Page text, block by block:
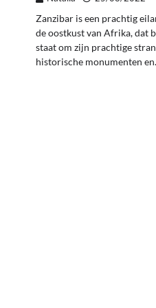
Zanzibar is een prachtig
de oostkust van Afrika, dat
staat om zijn prachtige
historische monumenten